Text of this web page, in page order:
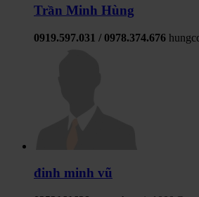
Trần Minh Hùng
0919.597.031 / 0978.374.676
đinh minh vũ